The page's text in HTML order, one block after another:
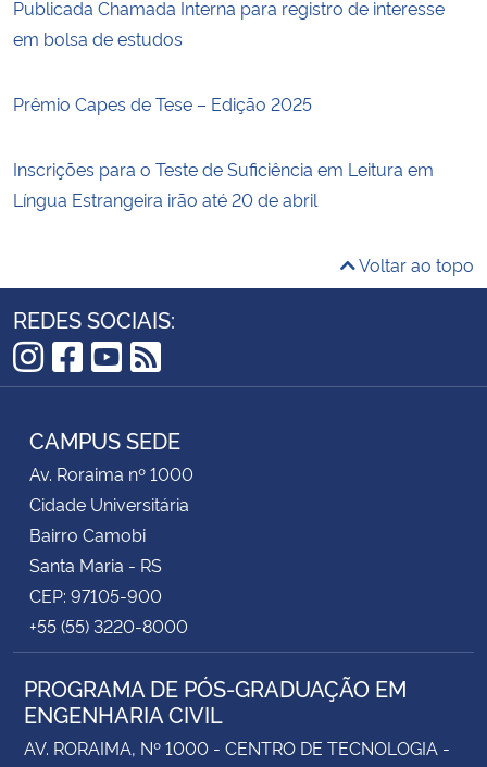
Publicada Chamada Interna para registro de interesse
em bolsa de estudos
Prêmio Capes de Tese – Edição 2025
Inscrições para o Teste de Suficiência em Leitura em
Língua Estrangeira irão até 20 de abril
Voltar ao topo
REDES SOCIAIS:
Instagram
Facebook
YouTube
RSS
CAMPUS SEDE
Av. Roraima nº 1000
Cidade Universitária
Bairro Camobi
Santa Maria - RS
CEP: 97105-900
+55 (55) 3220-8000
PROGRAMA DE PÓS-GRADUAÇÃO EM
ENGENHARIA CIVIL
AV. RORAIMA, Nº 1000 - CENTRO DE TECNOLOGIA -